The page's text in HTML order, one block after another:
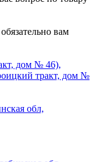
вам
дом № 46),
тракт, дом №
обл,